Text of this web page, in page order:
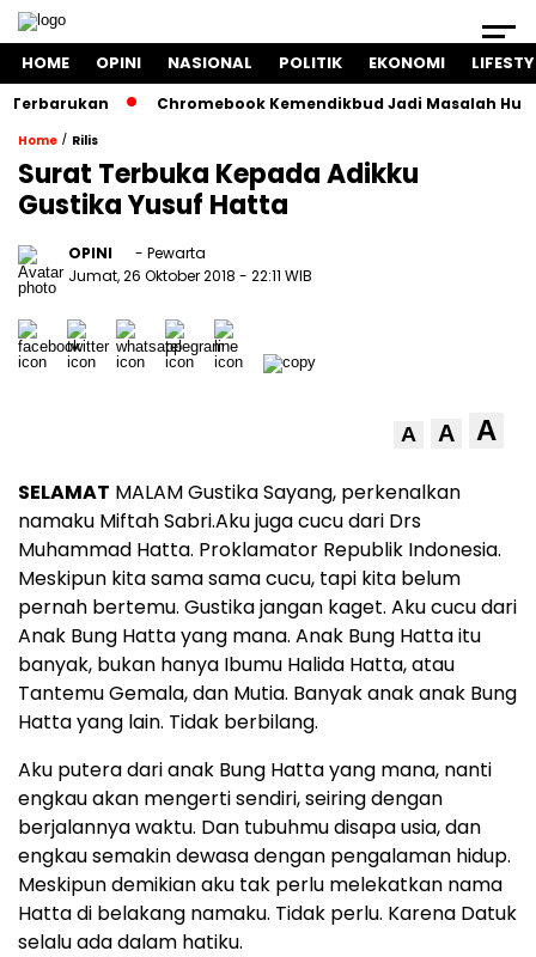
HOME OPINI NASIONAL POLITIK EKONOMI
Chromebook Kemendikbud Jadi Masalah Hukum:
Home / Rilis
Surat Terbuka Kepada Adikku
Gustika Yusuf Hatta
OPINI
- Pewarta
Jumat, 26 Oktober 2018 - 22:11 WIB
A A A
SELAMAT MALAM Gustika Sayang, perkenalkan
namaku Miftah Sabri.Aku juga cucu dari Drs
Muhammad Hatta. Proklamator Republik Indonesia.
Meskipun kita sama sama cucu, tapi kita belum
pernah bertemu. Gustika jangan kaget. Aku cucu dari
Anak Bung Hatta yang mana. Anak Bung Hatta itu
banyak, bukan hanya Ibumu Halida Hatta, atau
Tantemu Gemala, dan Mutia. Banyak anak anak Bung
Hatta yang lain. Tidak berbilang.
Aku putera dari anak Bung Hatta yang mana, nanti
engkau akan mengerti sendiri, seiring dengan
berjalannya waktu. Dan tubuhmu disapa usia, dan
engkau semakin dewasa dengan pengalaman hidup.
Meskipun demikian aku tak perlu melekatkan nama
Hatta di belakang namaku. Tidak perlu. Karena Datuk
selalu ada dalam hatiku.